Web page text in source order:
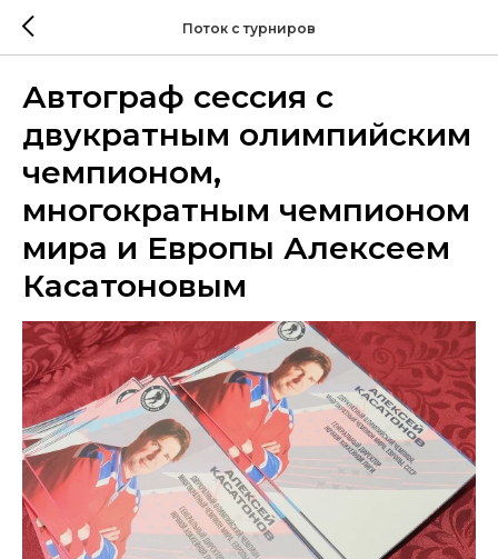
Поток с турниров
Автограф сессия с
двукратным олимпийским
чемпионом,
многократным чемпионом
мира и Европы Алексеем
Касатоновым